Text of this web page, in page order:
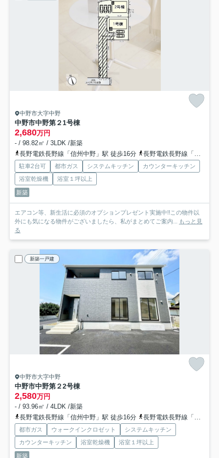
中野市大字中野
中野市中野第２ 1号棟
2,680万円
- / 98.82㎡ / 3LDK /新築
長野電鉄長野線「信州中野」駅 徒歩16分
長野電鉄長野線「延徳」駅 徒歩19分
駐車2台可 都市ガス システムキッチン
カウンターキッチン
浴室乾燥機
浴室１坪以上
新築
エアコン等、新生活に必須のオプションプレゼント実施中!!この物件以
外にも気になる物件がございましたら、私がまとめてご案内... もっと見
る
新築一戸建
中野市大字中野
中野市中野第２2号棟
2,580万円
- / 93.96㎡ / 4LDK /新築
長野電鉄長野線「信州中野」駅 徒歩16分
長野電鉄長野線「延徳」駅 徒歩19分
都市ガス ウォークインクロゼット
システムキッチン
カウンターキッチン
浴室乾燥機
浴室１坪以上
新築